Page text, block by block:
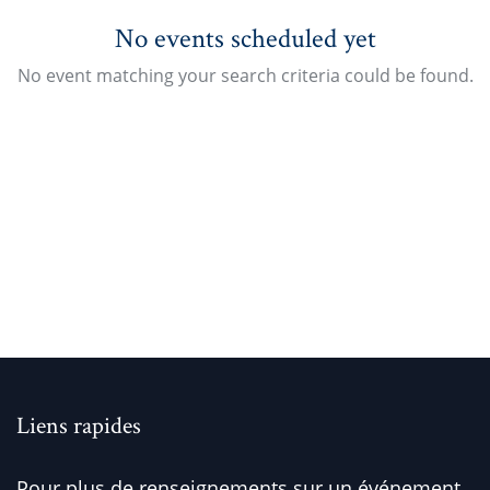
No events scheduled yet
No event matching your search criteria could be found.
Liens rapides